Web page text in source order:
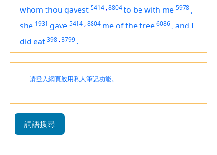
whom thou gavest 5414 ,8804to bewith me 5978 ,
she 1931 gave 5414 ,8804 me of the tree 6086 , and I
did eat 398 ,8799 .
請登入網頁啟用私人筆記功能。
詞語搜尋